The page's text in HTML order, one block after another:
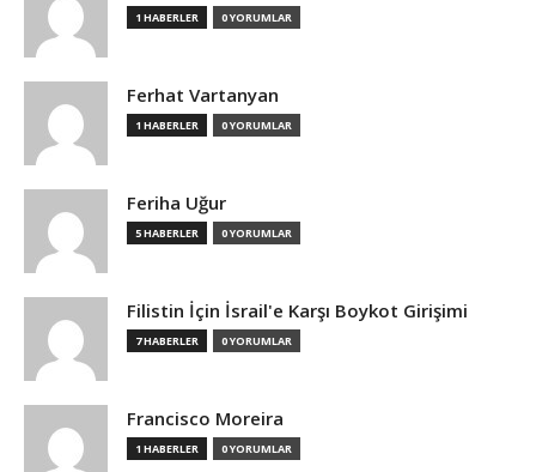
1 HABERLER 0 YORUMLAR
Ferhat Vartanyan
1 HABERLER 0 YORUMLAR
Feriha Uğur
5 HABERLER 0 YORUMLAR
Filistin İçin İsrail'e Karşı Boykot Girişimi
7 HABERLER 0 YORUMLAR
Francisco Moreira
1 HABERLER 0 YORUMLAR